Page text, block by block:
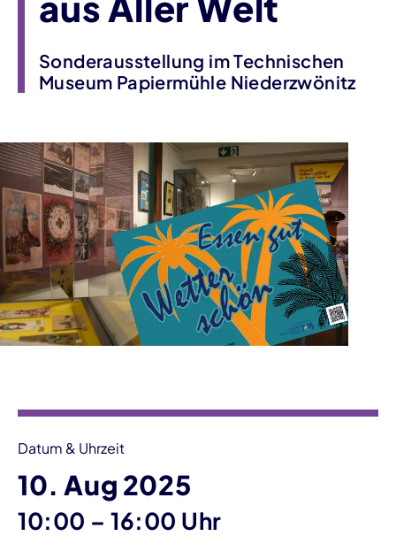
Sonderausstellung im Technischen
Museum Papiermühle Niederzwönitz
Datum & Uhrzeit
10. Aug 2025
10:00 – bis
16:00 Uhr